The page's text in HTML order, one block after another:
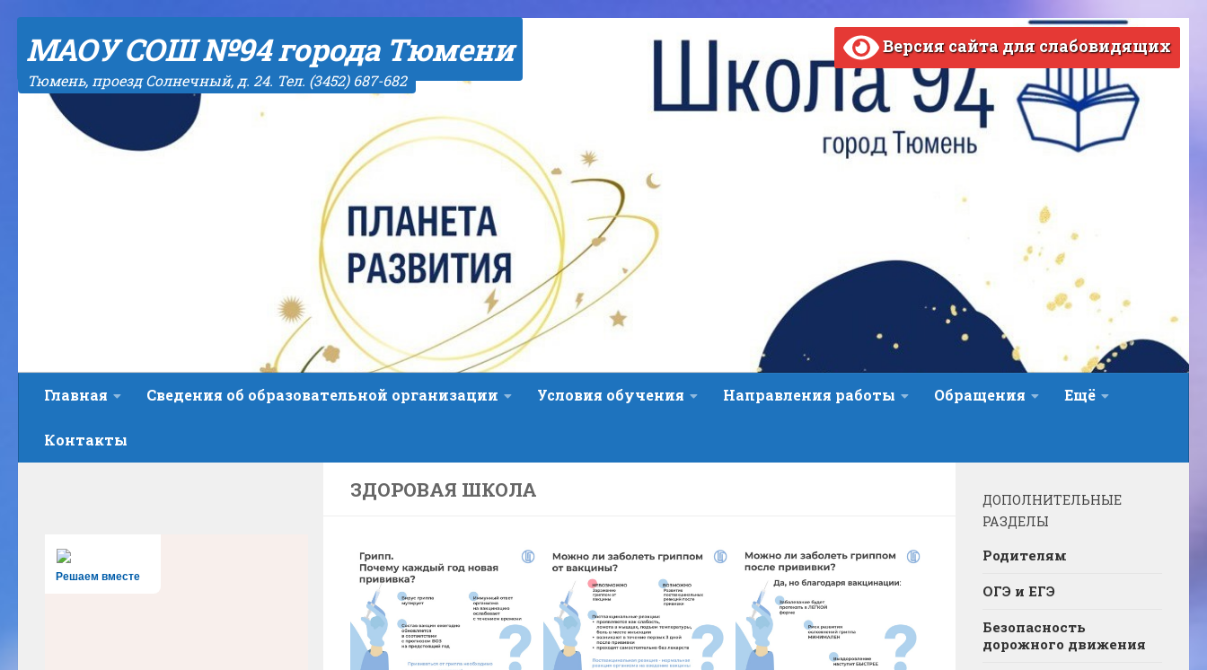
МАОУ СОШ №94 города Тюмени
Тюмень, проезд Солнечный, д. 24. Тел. (3452) 687-682
ВЕРСИЯ САЙТА ДЛЯ СЛАБОВИДЯЩИХ
Версия сайта для слабовидящих
Главная Сведения об образовательной организации Условия обучения Направления работы Обращения Ещё
Контакты
ЗДОРОВАЯ ШКОЛА
Решаем вместе
ДОПОЛНИТЕЛЬНЫЕ
РАЗДЕЛЫ
Родителям
ОГЭ и ЕГЭ
Безопасность
дорожного движения